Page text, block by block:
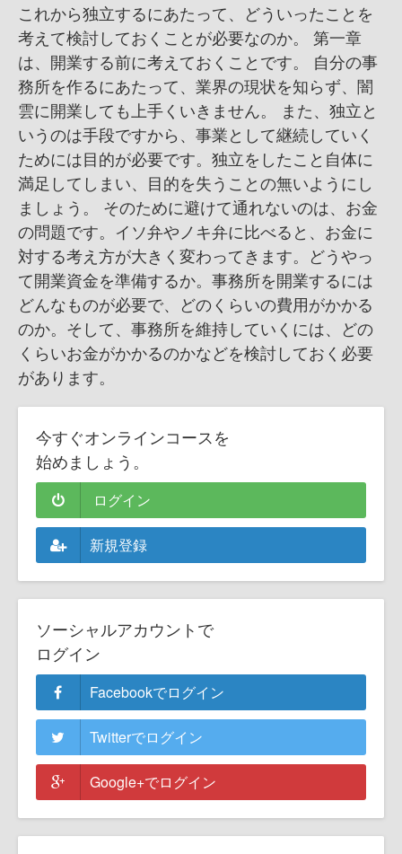
これから独立するにあたって、どういったことを
考えて検討しておくことが必要なのか。 第一章
は、開業する前に考えておくことです。 自分の事
務所を作るにあたって、業界の現状を知らず、闇
雲に開業しても上手くいきません。 また、独立と
いうのは手段ですから、事業として継続していく
ためには目的が必要です。独立をしたこと自体に
満足してしまい、目的を失うことの無いようにし
ましょう。 そのために避けて通れないのは、お金
の問題です。イソ弁やノキ弁に比べると、お金に
対する考え方が大きく変わってきます。どうやっ
て開業資金を準備するか。事務所を開業するには
どんなものが必要で、どのくらいの費用がかかる
のか。そして、事務所を維持していくには、どの
くらいお金がかかるのかなどを検討しておく必要
があります。
今すぐオンラインコースを
始めましょう。
ログイン
新規登録
ソーシャルアカウントで
ログイン
Facebookでログイン
Twitterでログイン
Google+でログイン